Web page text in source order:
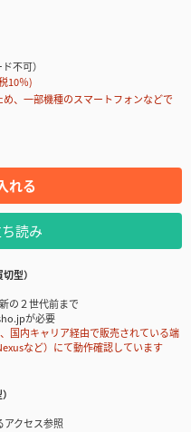
不可）
10％)
、一部機種のスマートフォンなどで
れる
読み
型）
の２世代前まで
が必要
内キャリア経由で販売されている端
など）にて動作確認しています
クセス参照